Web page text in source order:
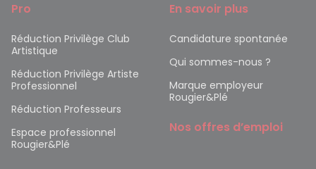
Pro
Réduction Privilège Club
Artistique
Réduction Privilège Artiste
Professionnel
Réduction Professeurs
Espace professionnel
Rougier&Plé
En savoir plus
Candidature spontanée
Qui sommes-nous ?
Marque employeur
Rougier&Plé
Nos offres d’emploi